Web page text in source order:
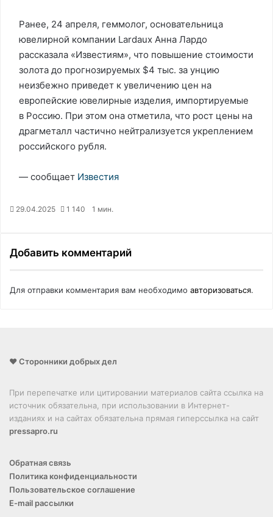
Ранее, 24 апреля, геммолог, основательница
ювелирной компании Lardaux Анна Лардо
рассказала «Известиям», что повышение стоимости
золота до прогнозируемых $4 тыс. за унцию
неизбежно приведет к увеличению цен на
европейские ювелирные изделия, импортируемые
в Россию. При этом она отметила, что рост цены на
драгметалл частично нейтрализуется укреплением
российского рубля.
— сообщает Известия
29.04.2025 1 140 1 мин.
Добавить комментарий
Для отправки комментария вам необходимо авторизоваться.
❤️ Сторонники добрых дел
При перепечатке или цитировании материалов сайта ссылка на
источник обязательна, при использовании в Интернет-
изданиях и на сайтах обязательна прямая гиперссылка на сайт
pressapro.ru
Обратная связь
Политика конфиденциальности
Пользовательское соглашение
E-mail рассылки